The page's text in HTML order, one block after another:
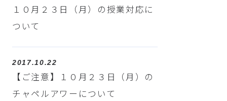
１０月２３日（月）の授業対応に
ついて
2017.10.22
【ご注意】１０月２３日（月）の
チャペルアワーについて